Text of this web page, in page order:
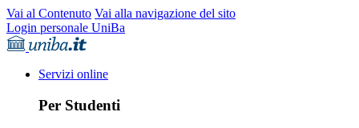
Vai al Contenuto Vai alla navigazione del sito
Login personale UniBa
Servizi online
Per Studenti